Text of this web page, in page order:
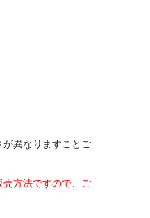
が異なりますことご
方法ですので、ご